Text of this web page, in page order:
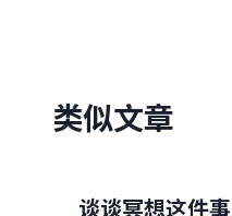
类似文章
谈谈冥想这件事